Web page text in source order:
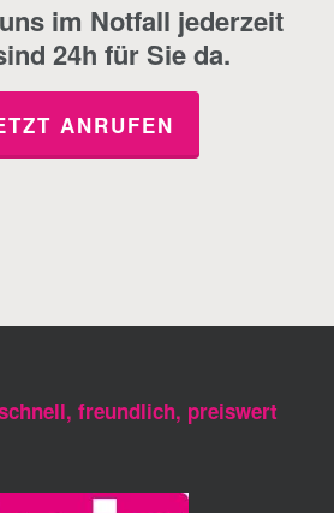
im Notfall jederzeit
24h für Sie da.
ANRUFEN
freundlich, preiswert